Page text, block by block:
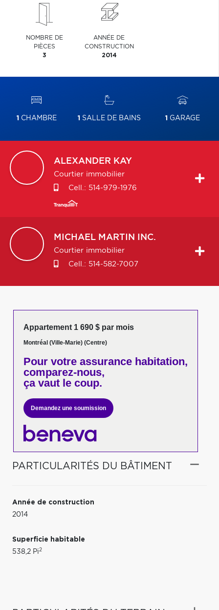
NOMBRE DE
PIÈCES
3
ANNÉE DE
CONSTRUCTION
2014
1 CHAMBRE 1 SALLE DE BAINS 1 GARAGE
ALEXANDER KAY
Courtier immobilier
Cell.: 514-979-1976
MICHAEL MARTIN INC.
Courtier immobilier
Cell.: 514-582-7007
Appartement 1 690 $ par mois
Montréal (Ville-Marie) (Centre)
Pour votreassurance habitation,
comparez-nous,
ça vaut le coup.
Demandez une soumission
PARTICULARITÉS DU BÂTIMENT
Année de construction
2014
Superficie habitable
538,2 Pi2